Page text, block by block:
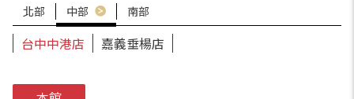
北部 中部 南部
台中中港店 嘉義垂楊店